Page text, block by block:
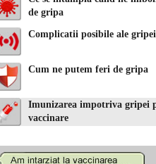
de gripa
Complicatii posibile ale gripei
Cum ne putem feri de gripa
Imunizarea impotriva gripei
vaccinare